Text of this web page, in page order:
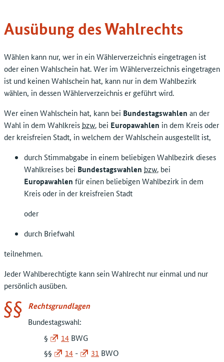
Ausübung des Wahlrechts
Wählen kann nur, wer in ein Wählerverzeichnis eingetragen ist
oder einen Wahlschein hat. Wer im Wählerverzeichnis eingetragen
ist und keinen Wahlschein hat, kann nur in dem Wahlbezirk
wählen, in dessen Wählerverzeichnis er geführt wird.
Wer einen Wahlschein hat, kann bei Bundestagswahlen an der
Wahl in dem Wahlkreis bzw. bei Europawahlen in dem Kreis oder
der kreisfreien Stadt, in welchem der Wahlschein ausgestellt ist,
durch Stimmabgabe in einem beliebigen Wahlbezirk dieses
Wahlkreises bei Bundestagswahlen bzw. bei
Europawahlen für einen beliebigen Wahlbezirk in dem
Kreis oder in der kreisfreien Stadt
oder
durch Briefwahl
teilnehmen.
Jeder Wahlberechtigte kann sein Wahlrecht nur einmal und nur
persönlich ausüben.
Rechtsgrundlagen
Bundestagswahl:
§
14 BWG
§§
14 - 31 BWO